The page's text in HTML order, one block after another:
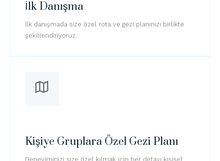
İlk Danışma
İlk danışmada size özel rota ve gezi planınızı birlikte
şekillendiriyoruz.
Kişiye Gruplara Özel Gezi Planı
Deneyiminizi size özel kılmak için her detayı kişisel